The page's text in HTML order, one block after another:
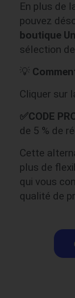
En plus de
pouvez
boutique
sélection
💡
Cliquer sur
✅CODE
de 5 % de
Cette
plus de
qui vous
qualité de